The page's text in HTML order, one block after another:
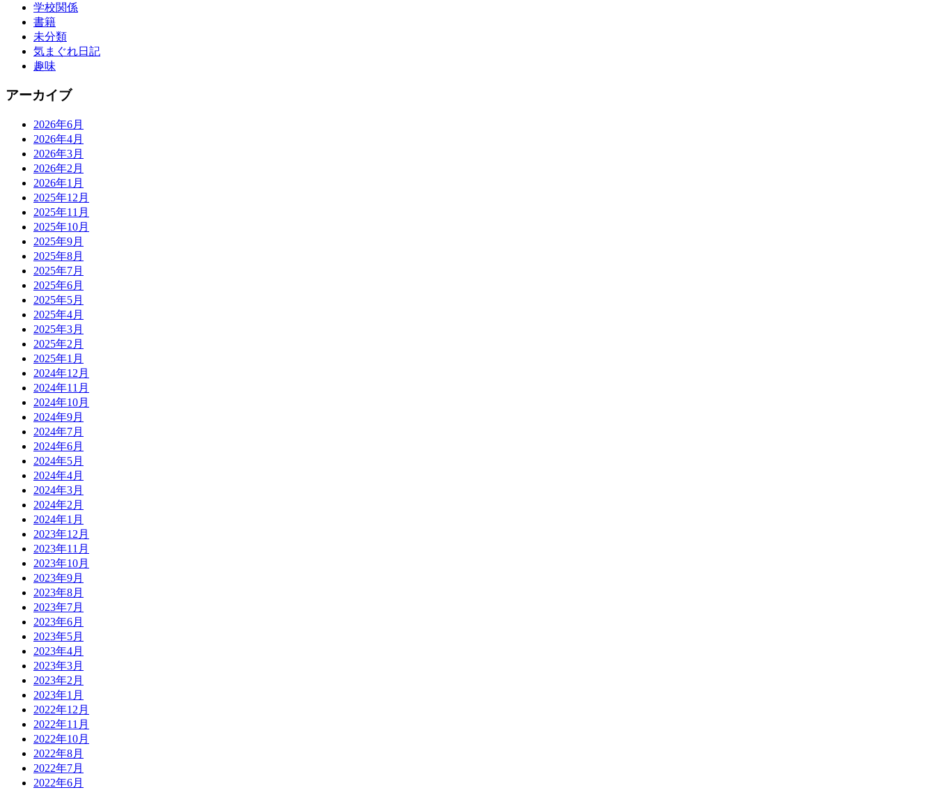
学校関係
書籍
未分類
気まぐれ日記
趣味
アーカイブ
2026年6月
2026年4月
2026年3月
2026年2月
2026年1月
2025年12月
2025年11月
2025年10月
2025年9月
2025年8月
2025年7月
2025年6月
2025年5月
2025年4月
2025年3月
2025年2月
2025年1月
2024年12月
2024年11月
2024年10月
2024年9月
2024年7月
2024年6月
2024年5月
2024年4月
2024年3月
2024年2月
2024年1月
2023年12月
2023年11月
2023年10月
2023年9月
2023年8月
2023年7月
2023年6月
2023年5月
2023年4月
2023年3月
2023年2月
2023年1月
2022年12月
2022年11月
2022年10月
2022年8月
2022年7月
2022年6月